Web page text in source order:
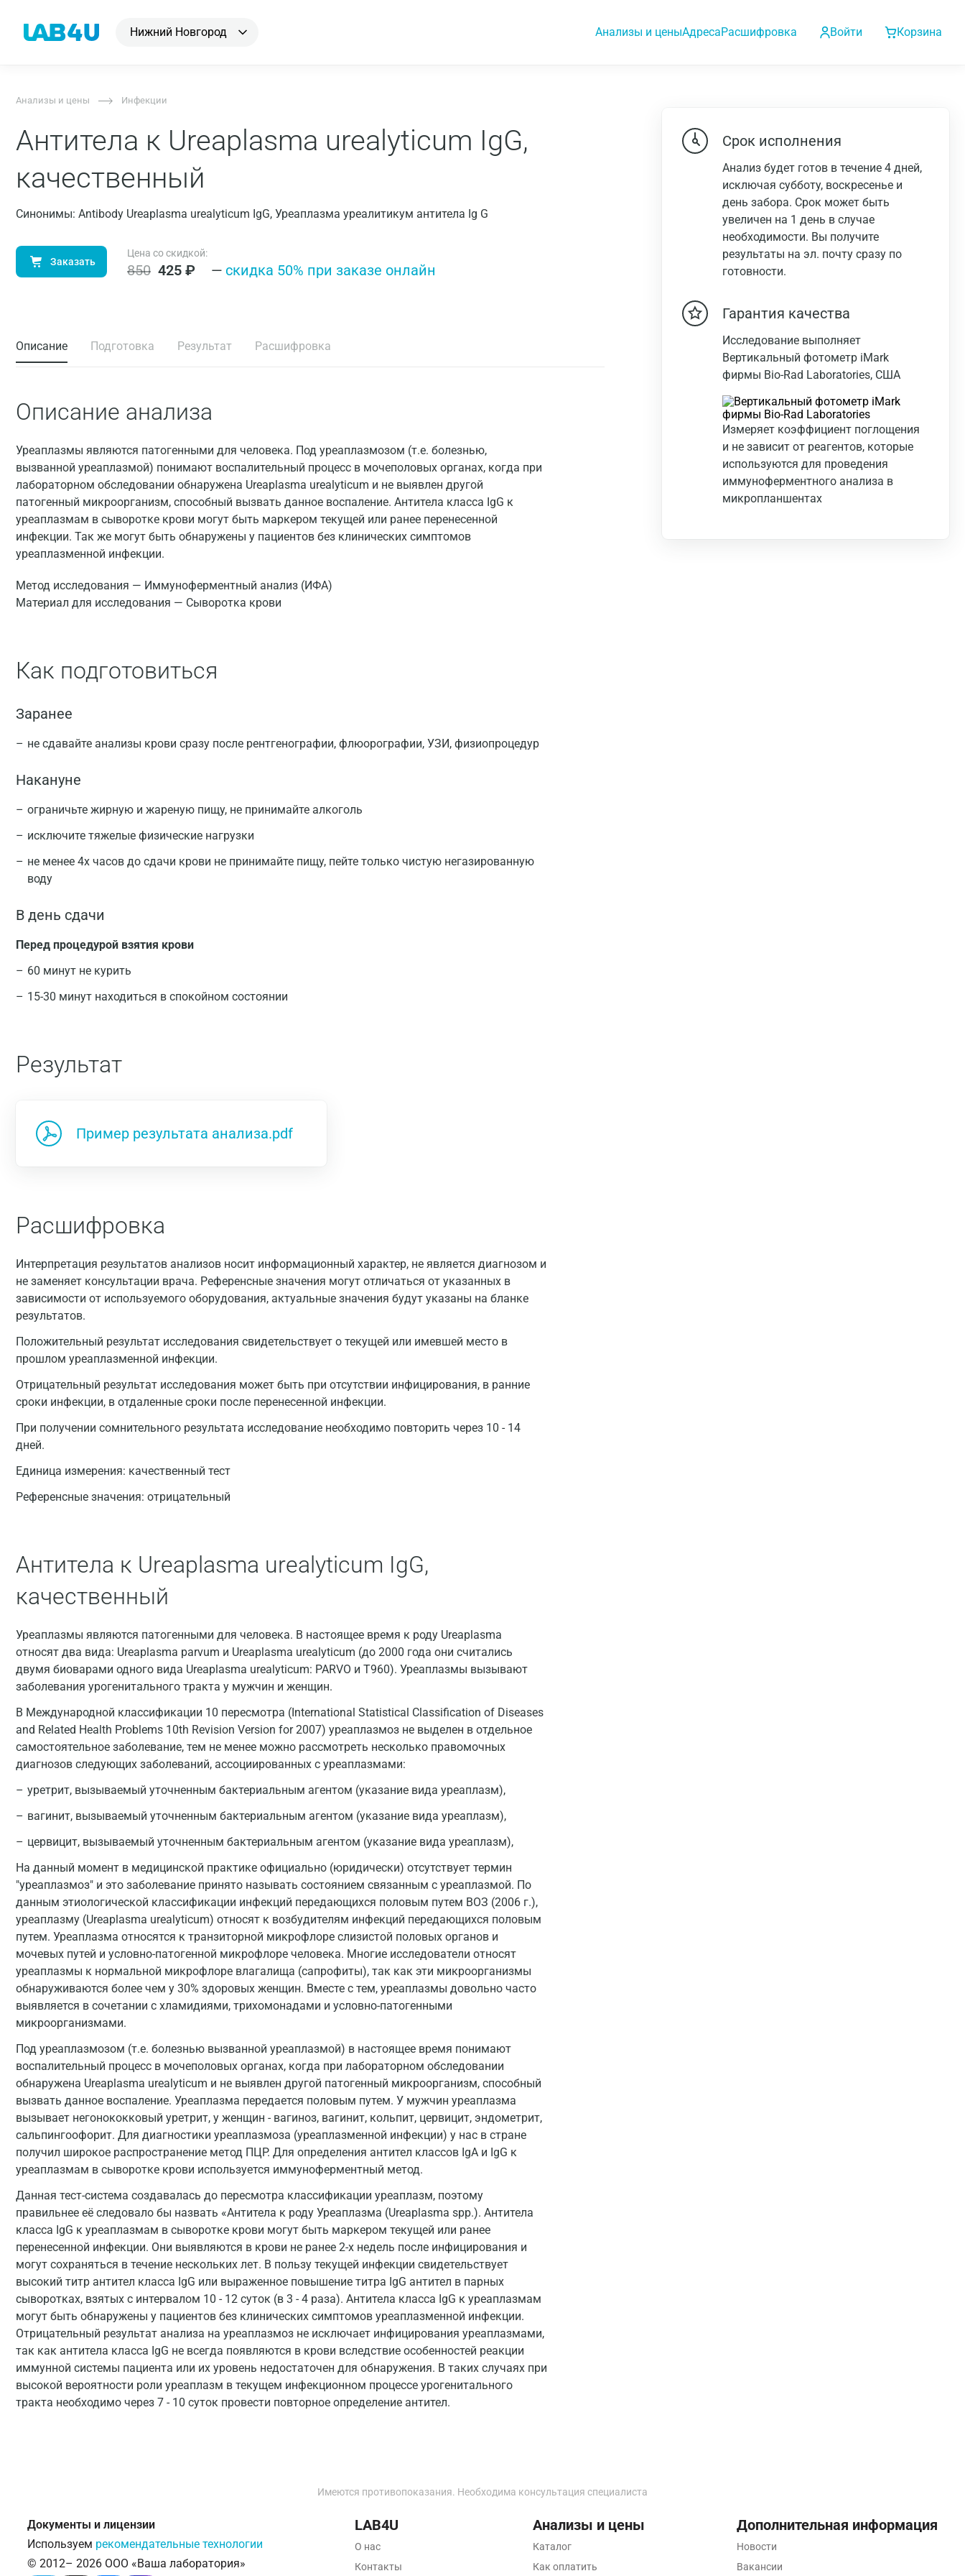
Нижний Новгород Анализы и ценыАдресаРасшифровка Войти Корзина
Анализы и цены Инфекции
Антитела к Ureaplasma urealyticum IgG,
качественный
Синонимы: Antibody Ureaplasma urealyticum IgG, Уреаплазма уреалитикум антитела Ig G
Заказать
Цена со скидкой:
850 425 ₽ — cкидка 50% при заказе онлайн
Описание Подготовка Результат Расшифровка
Описание анализа
Уреаплазмы являются патогенными для человека. Под уреаплазмозом (т.е. болезнью,
вызванной уреаплазмой) понимают воспалительный процесс в мочеполовых органах, когда при
лабораторном обследовании обнаружена Ureaplasma urealyticum и не выявлен другой
патогенный микроорганизм, способный вызвать данное воспаление. Антитела класса IgG к
уреаплазмам в сыворотке крови могут быть маркером текущей или ранее перенесенной
инфекции. Так же могут быть обнаружены у пациентов без клинических симптомов
уреаплазменной инфекции.
Метод исследования — Иммуноферментный анализ (ИФА)
Материал для исследования — Сыворотка крови
Как подготовиться
Заранее
не сдавайте анализы крови сразу после рентгенографии, флюорографии, УЗИ, физиопроцедур
Накануне
ограничьте жирную и жареную пищу, не принимайте алкоголь
исключите тяжелые физические нагрузки
не менее 4х часов до сдачи крови не принимайте пищу, пейте только чистую негазированную
воду
В день сдачи
Перед процедурой взятия крови
60 минут не курить
15-30 минут находиться в спокойном состоянии
Результат
Пример результата анализа.pdf
Расшифровка
Интерпретация результатов анализов носит информационный характер, не является диагнозом и
не заменяет консультации врача. Референсные значения могут отличаться от указанных в
зависимости от используемого оборудования, актуальные значения будут указаны на бланке
результатов.
Положительный результат исследования свидетельствует о текущей или имевшей место в
прошлом уреаплазменной инфекции.
Отрицательный результат исследования может быть при отсутствии инфицирования, в ранние
сроки инфекции, в отдаленные сроки после перенесенной инфекции.
При получении сомнительного результата исследование необходимо повторить через 10 - 14
дней.
Единица измерения: качественный тест
Референсные значения: отрицательный
Антитела к Ureaplasma urealyticum IgG,
качественный
Уреаплазмы являются патогенными для человека. В настоящее время к роду Ureaplasma
относят два вида: Ureaplasma parvum и Ureaplasma urealyticum (до 2000 года они считались
двумя биоварами одного вида Ureaplasma urealyticum: PARVO и T960). Уреаплазмы вызывают
заболевания урогенитального тракта у мужчин и женщин.
В Международной классификации 10 пересмотра (International Statistical Classification of Diseases
and Related Health Problems 10th Revision Version for 2007) уреаплазмоз не выделен в отдельное
самостоятельное заболевание, тем не менее можно рассмотреть несколько правомочных
диагнозов следующих заболеваний, ассоциированных с уреаплазмами:
уретрит, вызываемый уточненным бактериальным агентом (указание вида уреаплазм),
вагинит, вызываемый уточненным бактериальным агентом (указание вида уреаплазм),
цервицит, вызываемый уточненным бактериальным агентом (указание вида уреаплазм),
На данный момент в медицинской практике официально (юридически) отсутствует термин
"уреаплазмоз" и это заболевание принято называть состоянием связанным с уреаплазмой. По
данным этиологической классификации инфекций передающихся половым путем ВОЗ (2006 г.),
уреаплазму (Ureaplasma urealyticum) относят к возбудителям инфекций передающихся половым
путем. Уреаплазма относятся к транзиторной микрофлоре слизистой половых органов и
мочевых путей и условно-патогенной микрофлоре человека. Многие исследователи относят
уреаплазмы к нормальной микрофлоре влагалища (сапрофиты), так как эти микроорганизмы
обнаруживаются более чем у 30% здоровых женщин. Вместе с тем, уреаплазмы довольно часто
выявляется в сочетании с хламидиями, трихомонадами и условно-патогенными
микроорганизмами.
Под уреаплазмозом (т.е. болезнью вызванной уреаплазмой) в настоящее время понимают
воспалительный процесс в мочеполовых органах, когда при лабораторном обследовании
обнаружена Ureaplasma urealyticum и не выявлен другой патогенный микроорганизм, способный
вызвать данное воспаление. Уреаплазма передается половым путем. У мужчин уреаплазма
вызывает негонококковый уретрит, у женщин - вагиноз, вагинит, кольпит, цервицит, эндометрит,
сальпингоофорит. Для диагностики уреаплазмоза (уреаплазменной инфекции) у нас в стране
получил широкое распространение метод ПЦР. Для определения антител классов IgA и IgG к
уреаплазмам в сыворотке крови используется иммуноферментный метод.
Данная тест-система создавалась до пересмотра классификации уреаплазм, поэтому
правильнее её следовало бы назвать «Антитела к роду Уреаплазма (Ureaplasma spp.). Антитела
класса IgG к уреаплазмам в сыворотке крови могут быть маркером текущей или ранее
перенесенной инфекции. Они выявляются в крови не ранее 2-х недель после инфицирования и
могут сохраняться в течение нескольких лет. В пользу текущей инфекции свидетельствует
высокий титр антител класса IgG или выраженное повышение титра IgG антител в парных
сыворотках, взятых с интервалом 10 - 12 суток (в 3 - 4 раза). Антитела класса IgG к уреаплазмам
могут быть обнаружены у пациентов без клинических симптомов уреаплазменной инфекции.
Отрицательный результат анализа на уреаплазмоз не исключает инфицирования уреаплазмами,
так как антитела класса IgG не всегда появляются в крови вследствие особенностей реакции
иммунной системы пациента или их уровень недостаточен для обнаружения. В таких случаях при
высокой вероятности роли уреаплазм в текущем инфекционном процессе урогенитального
тракта необходимо через 7 - 10 суток провести повторное определение антител.
Срок исполнения
Анализ будет готов в течение 4 дней,
исключая субботу, воскресенье и
день забора. Срок может быть
увеличен на 1 день в случае
необходимости. Вы получите
результаты на эл. почту сразу по
готовности.
Гарантия качества
Исследование выполняет
Вертикальный фотометр iMark
фирмы Bio-Rad Laboratories, США
Измеряет коэффициент поглощения
и не зависит от реагентов, которые
используются для проведения
иммуноферментного анализа в
микропланшентах
Москва
Санкт-Петербург
Казань
Барнаул
Видное
Владимир
Волжский
Вологда
Воронеж
Всеволожск
Гатчина
Геленджик
Дзержинск
Дзержинский
Дмитров
Долгопрудный
Екатеринбург
Жуковский
Звенигород
Зеленоград
Иваново
Ивантеевка
Ижевск
Истра
Йошкар-Ола
Калининград
Кемерово
Ковров
Красногорск
Краснодар
Имеются противопоказания. Необходима консультация специалиста
Документы и лицензии
Используем рекомендательные технологии
© 2012– 2026 ООО «Ваша лаборатория»
LAB4U
О нас
Контакты
Анализы и цены
Каталог
Как оплатить
Дополнительная информация
Новости
Вакансии